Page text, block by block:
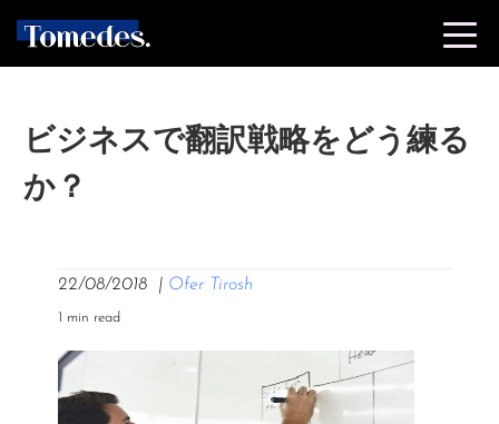
ビジネスで翻訳戦略をどう練る
か？
22/08/2018 | Ofer Tirosh
1 min read